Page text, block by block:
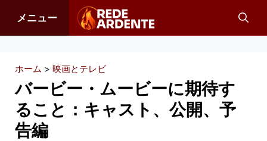
メニュー
ホーム > 映画とテレビ
バービー・ムービーに期待す
ること：キャスト、公開、予
告編